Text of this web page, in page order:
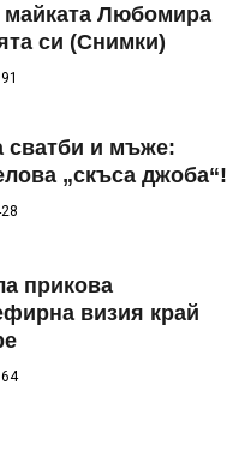
Любомира
си (Снимки)
сватби и мъже:
„скъса джоба“!
прикова
визия край